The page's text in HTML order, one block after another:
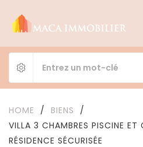
HOME / BIENS
/
VILLA 3 CHAMBRES PISCINE ET
RÉSIDENCE SÉCURISÉE